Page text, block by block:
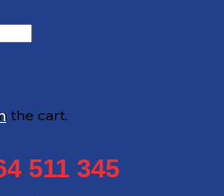
the cart.
511 345